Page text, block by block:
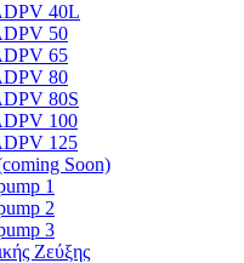
40L
50
65
80
80S
100
125
Soon)
1
2
3
Ζεύξης